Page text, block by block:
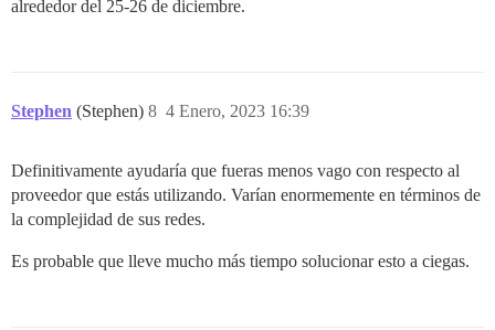
  - volume:
      guest: /shared
  - volume:
host: /var/discourse/shared/standalone/log/
      guest: /var/log
## Los plugins van aquí
alrededor del 25-26 de diciembre.
Stephen (Stephen) 4 Enero, 2023 16:39
8
Definitivamente ayudaría que fueras menos vago con respecto al
proveedor que estás utilizando. Varían enormemente en términos de
la complejidad de sus redes.
Es probable que lleve mucho más tiempo solucionar esto a ciegas.